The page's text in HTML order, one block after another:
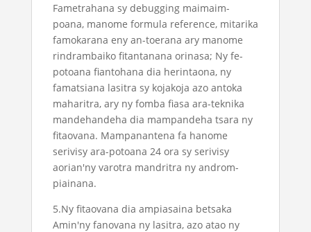
Fametrahana sy debugging maimaim-
poana, manome formula reference, mitarika
famokarana eny an-toerana ary manome
rindrambaiko fitantanana orinasa; Ny fe-
potoana fiantohana dia herintaona, ny
famatsiana lasitra sy kojakoja azo antoka
maharitra, ary ny fomba fiasa ara-teknika
mandehandeha dia mampandeha tsara ny
fitaovana. Mampanantena fa hanome
serivisy ara-potoana 24 ora sy serivisy
aorian'ny varotra mandritra ny androm-
piainana.
5.Ny fitaovana dia ampiasaina betsaka
Amin'ny fanovana ny lasitra, azo atao ny